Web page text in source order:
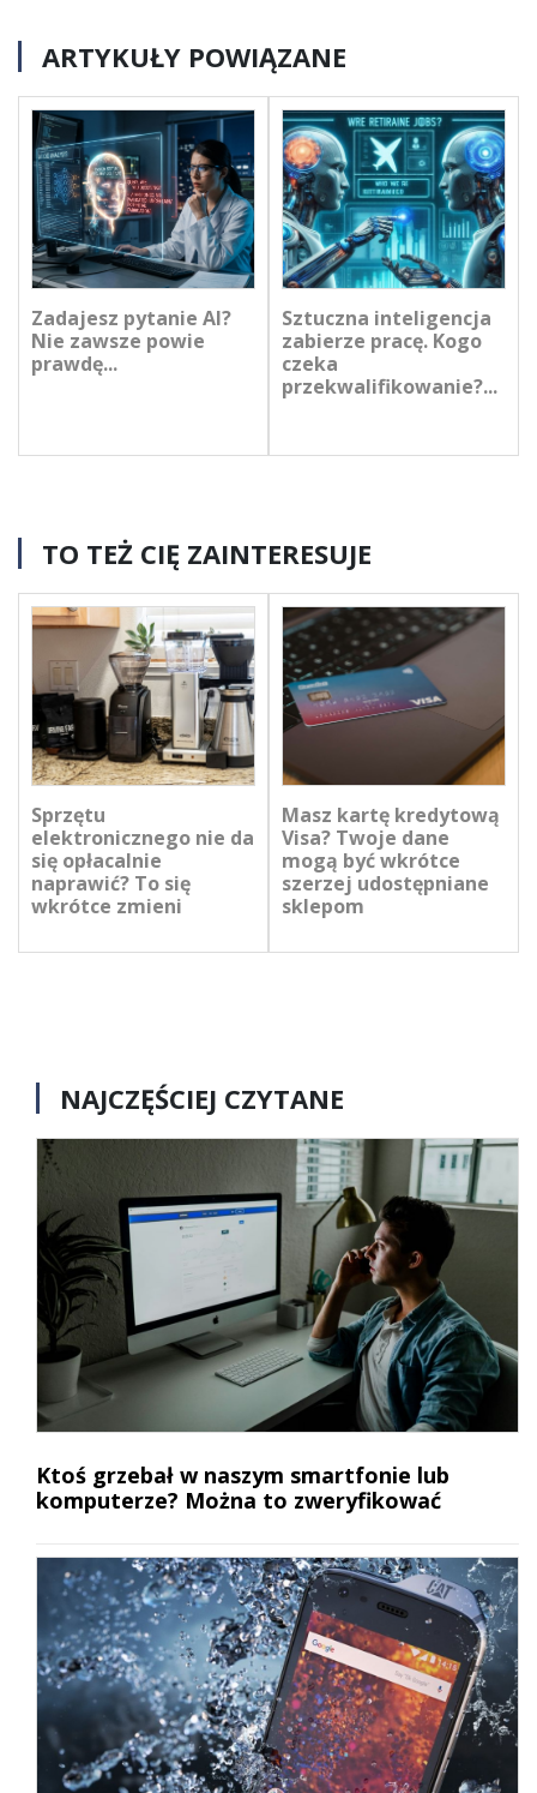
ARTYKUŁY POWIĄZANE
Zadajesz pytanie AI?
Nie zawsze powie
prawdę...
Sztuczna inteligencja
zabierze pracę. Kogo
czeka
przekwalifikowanie?...
TO TEŻ CIĘ ZAINTERESUJE
Sprzętu
elektronicznego nie da
się opłacalnie
naprawić? To się
wkrótce zmieni
Masz kartę kredytową
Visa? Twoje dane
mogą być wkrótce
szerzej udostępniane
sklepom
NAJCZĘŚCIEJ CZYTANE
Ktoś grzebał w naszym smartfonie lub
komputerze? Można to zweryfikować